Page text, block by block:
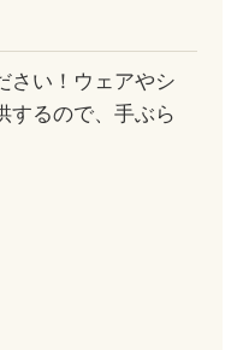
さい！ウェアやシ
するので、手ぶら